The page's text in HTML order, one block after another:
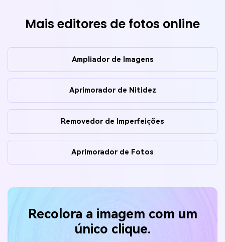
Mais editores de fotos online
Ampliador de Imagens
Aprimorador de Nitidez
Removedor de Imperfeições
Aprimorador de Fotos
Recolora a imagem com um
único clique.